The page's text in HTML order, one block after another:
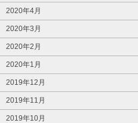
2020年4月
2020年3月
2020年2月
2020年1月
2019年12月
2019年11月
2019年10月